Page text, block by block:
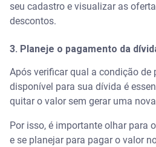
seu cadastro e visualizar as
descontos.
3. Planeje o pagamento da
Após verificar qual a condição de
disponível para sua dívida é
quitar o valor sem gerar uma
Por isso, é importante olhar para
e se planejar para pagar o valor